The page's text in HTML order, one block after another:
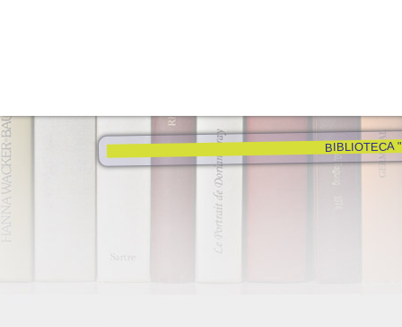
BIBLIOTECA